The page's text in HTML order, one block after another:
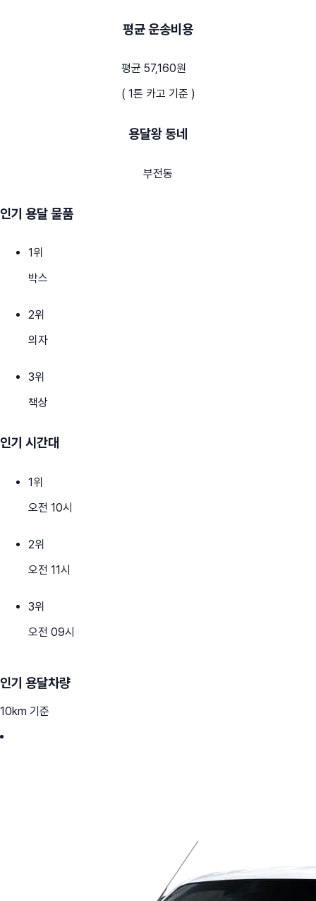
평균 운송비용
평균 57,160원
( 1톤 카고 기준 )
용달왕 동네
부전동
인기 용달 물품
1위
박스
2위
의자
3위
책상
인기 시간대
1위
오전 10시
2위
오전 11시
3위
오전 09시
인기 용달차량
10km 기준